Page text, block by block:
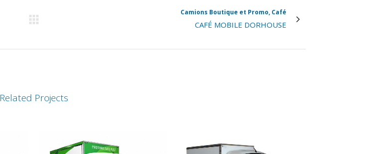
Camions Boutique et Promo, Café
CAFÉ MOBILE DORHOUSE
Related Projects